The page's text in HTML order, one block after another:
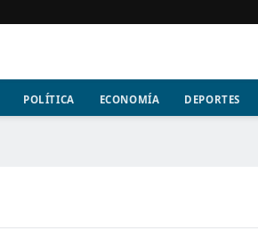
POLÍTICA ECONOMÍA DEPORTES